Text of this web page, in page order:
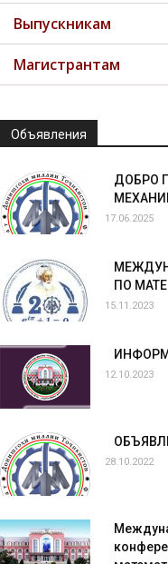
Выпускникам
Магистрантам
Объявления
ДОБРО
17.06.2025
ПО
15.11.2023
12.10.2023
28.10.2022